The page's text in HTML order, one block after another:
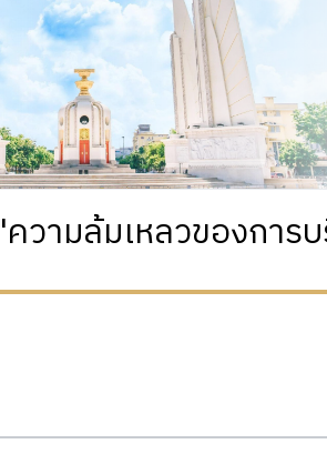
วามล้มเหลวของการ